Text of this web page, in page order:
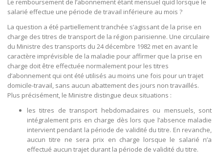
Le remboursement de l’abonnement étant mensuel quid lorsque le
salarié effectue une période de travail inférieure au mois ?
La question a été partiellement tranchée s’agissant de la prise en
charge des titres de transport de la région parisienne. Une circulaire
du Ministre des transports du 24 décembre 1982 met en avant le
caractère imprévisible de la maladie pour affirmer que la prise en
charge doit être effectuée normalement pour les titres
d’abonnement qui ont été utilisés au moins une fois pour un trajet
domicile-travail, sans aucun abattement des jours non travaillés.
Plus précisément, le Ministre distingue deux situations :
les titres de transport hebdomadaires ou mensuels, sont
intégralement pris en charge dès lors que l’absence maladie
intervient pendant la période de validité du titre. En revanche,
aucun titre ne sera prix en charge lorsque le salarié n’a
effectué aucun trajet durant la période de validité du titre.